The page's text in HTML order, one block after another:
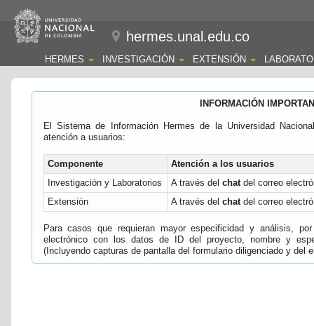
hermes.unal.edu.co
HERMES INVESTIGACIÓN EXTENSIÓN
INFORMACIÓN
El Sistema de Información Hermes de la Universidad
atención a usuarios:
Componente
Atención a los usuarios
Investigación y Laboratorios
A través del chatdel correo
Extensión
A través del chatdel correo
Para casos que requieran mayor especificidad y análisis,
electrónico con los datos de ID del proyecto, nombre y
(Incluyendo capturas de pantalla del formulario diligenciado y del